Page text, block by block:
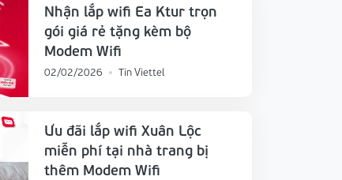
Nhận lắp wifi Ea Ktur trọn
gói giá rẻ tặng kèm bộ
Modem Wifi
02/02/2026 Tin Viettel
Ưu đãi lắp wifi Xuân Lộc
miễn phí tại nhà trang bị
thêm Modem Wifi